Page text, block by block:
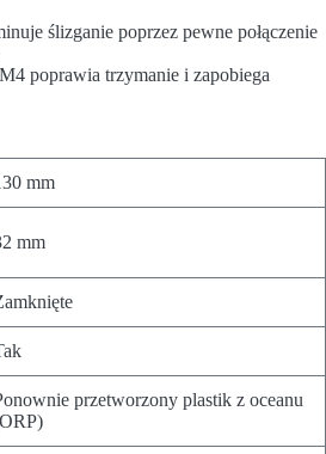
ślizganie poprzez pewne połączenie
poprawia trzymanie i zapobiega
mm
mm
przetworzony plastik z oceanu